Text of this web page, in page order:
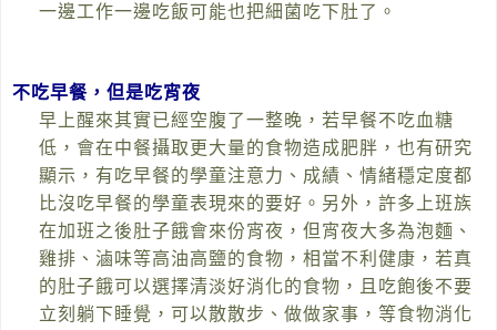
一邊工作一邊吃飯可能也把細菌吃下肚了。
不吃早餐，但是吃宵夜
早上醒來其實已經空腹了一整晚，若早餐不吃血糖
低，會在中餐攝取更大量的食物造成肥胖，也有研究
顯示，有吃早餐的學童注意力、成績、情緒穩定度都
比沒吃早餐的學童表現來的要好。另外，許多上班族
在加班之後肚子餓會來份宵夜，但宵夜大多為泡麵、
雞排、滷味等高油高鹽的食物，相當不利健康，若真
的肚子餓可以選擇清淡好消化的食物，且吃飽後不要
立刻躺下睡覺，可以散散步、做做家事，等食物消化